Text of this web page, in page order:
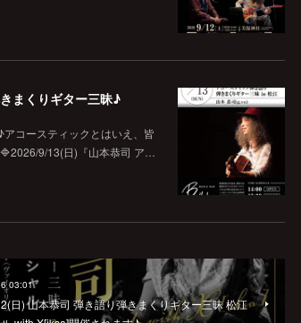
まくりギター三昧♪
コースティックとはいえ、皆
9/13(日)『山本恭司 ア…
03:01
日) 山本恭司 弾き語り弾きまくりギター三昧 松江